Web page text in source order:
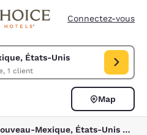
Connectez-vous
États-Unis
1 chambre, 1 client
Nouveau-Mexique, États-Unis.
Map
1 hôtels près de Ruidoso, Nouveau-Mexique, États-Unis correspondant à vos filtres